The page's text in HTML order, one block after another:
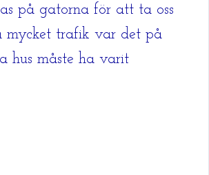
på gatorna för att ta oss
mycket trafik var det på
hus måste ha varit